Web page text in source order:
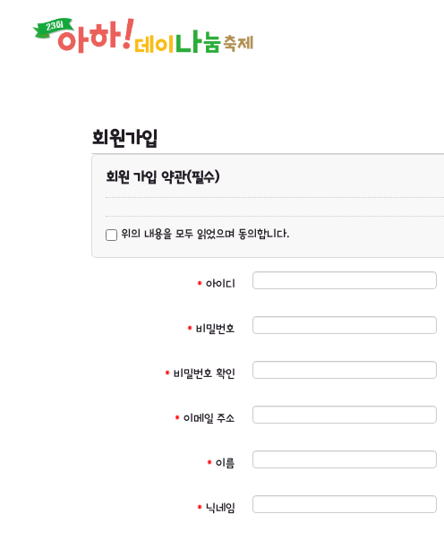
회원가입
회원 가입 약관(필수)
위의 내용을 모두 읽었으며 동의합니다.
* 아이디
* 비밀번호
* 비밀번호 확인
* 이메일 주소
* 이름
* 닉네임